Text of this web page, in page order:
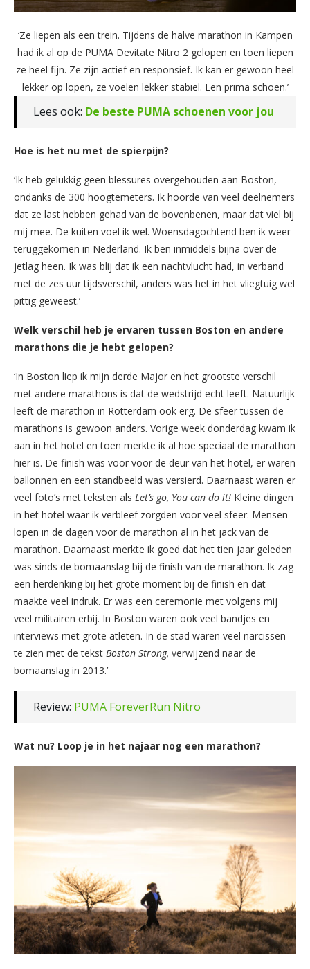
‘Ze liepen als een trein. Tijdens de halve marathon in Kampen
had ik al op de PUMA Devitate Nitro 2 gelopen en toen liepen
ze heel fijn. Ze zijn actief en responsief. Ik kan er gewoon heel
lekker op lopen, ze voelen lekker stabiel. Een prima schoen.’
Lees ook: De beste PUMA schoenen voor jou
Hoe is het nu met de spierpijn?
‘Ik heb gelukkig geen blessures overgehouden aan Boston,
ondanks de 300 hoogtemeters. Ik hoorde van veel deelnemers
dat ze last hebben gehad van de bovenbenen, maar dat viel bij
mij mee. De kuiten voel ik wel. Woensdagochtend ben ik weer
teruggekomen in Nederland. Ik ben inmiddels bijna over de
jetlag heen. Ik was blij dat ik een nachtvlucht had, in verband
met de zes uur tijdsverschil, anders was het in het vliegtuig wel
pittig geweest.’
Welk verschil heb je ervaren tussen Boston en andere
marathons die je hebt gelopen?
‘In Boston liep ik mijn derde Major en het grootste verschil
met andere marathons is dat de wedstrijd echt leeft. Natuurlijk
leeft de marathon in Rotterdam ook erg. De sfeer tussen de
marathons is gewoon anders. Vorige week donderdag kwam ik
aan in het hotel en toen merkte ik al hoe speciaal de marathon
hier is. De finish was voor voor de deur van het hotel, er waren
ballonnen en een standbeeld was versierd. Daarnaast waren er
veel foto’s met teksten als Let’s go, You can do it! Kleine dingen
in het hotel waar ik verbleef zorgden voor veel sfeer. Mensen
lopen in de dagen voor de marathon al in het jack van de
marathon. Daarnaast merkte ik goed dat het tien jaar geleden
was sinds de bomaanslag bij de finish van de marathon. Ik zag
een herdenking bij het grote moment bij de finish en dat
maakte veel indruk. Er was een ceremonie met volgens mij
veel militairen erbij. In Boston waren ook veel bandjes en
interviews met grote atleten. In de stad waren veel narcissen
te zien met de tekst Boston Strong, verwijzend naar de
bomaanslag in 2013.’
Review: PUMA ForeverRun Nitro
Wat nu? Loop je in het najaar nog een marathon?